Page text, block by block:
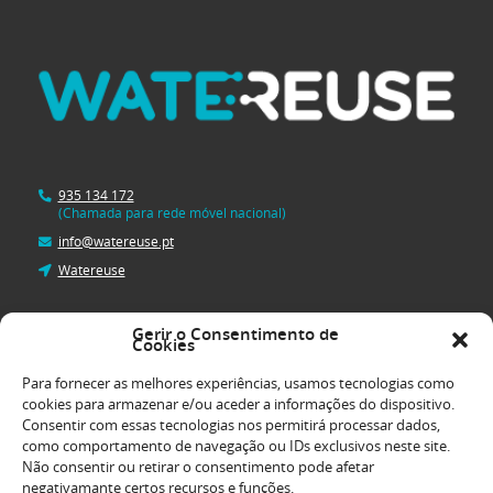
Gerir o Consentimento de
Cookies
Para fornecer as melhores experiências, usamos tecnologias como
cookies para armazenar e/ou aceder a informações do dispositivo.
Consentir com essas tecnologias nos permitirá processar dados,
como comportamento de navegação ou IDs exclusivos neste site.
Não consentir ou retirar o consentimento pode afetar
negativamante certos recursos e funções.
935 134 172
(Chamada para rede móvel nacional)
info@watereuse.pt
Watereuse
Watereuse - Edifício E
2740-120 Porto Salvo